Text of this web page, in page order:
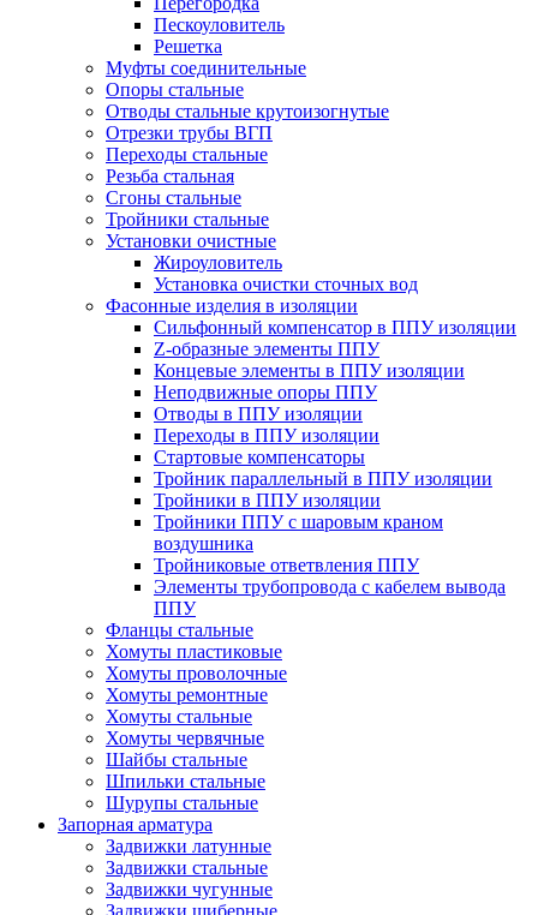
Пескоуловитель
Решетка
Муфты соединительные
Опоры стальные
Отводы стальные крутоизогнутые
Отрезки трубы ВГП
Переходы стальные
Резьба стальная
Сгоны стальные
Тройники стальные
Установки очистные
Жироуловитель
Установка очистки сточных вод
Фасонные изделия в изоляции
Cильфонный компенсатор в ППУ изоляции
Z-образные элементы ППУ
Концевые элементы в ППУ изоляции
Неподвижные опоры ППУ
Отводы в ППУ изоляции
Переходы в ППУ изоляции
Стартовые компенсаторы
Тройник параллельный в ППУ изоляции
Тройники в ППУ изоляции
Тройники ППУ с шаровым краном
воздушника
Тройниковые ответвления ППУ
Элементы трубопровода с кабелем вывода
ППУ
Фланцы стальные
Хомуты пластиковые
Хомуты проволочные
Хомуты ремонтные
Хомуты стальные
Хомуты червячные
Шайбы стальные
Шпильки стальные
Шурупы стальные
Запорная арматура
Задвижки латунные
Задвижки стальные
Задвижки чугунные
Задвижки шиберные